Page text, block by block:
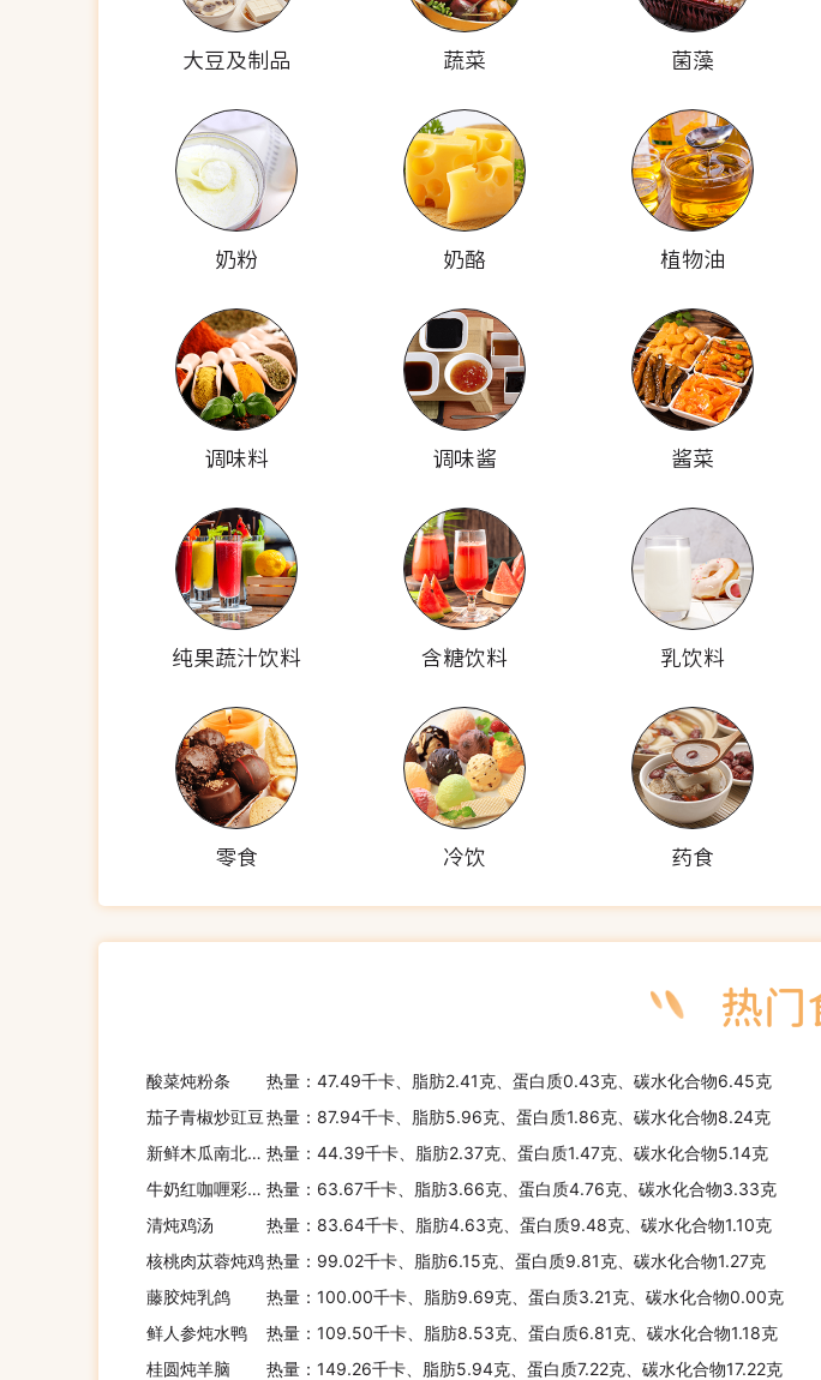
大豆及制品 蔬菜 菌藻
奶粉 奶酪 植物油
调味料 调味酱 酱菜
纯果蔬汁饮料 含糖饮料 乳饮料
零食 冷饮 药食
酸菜炖粉条 热量：47.49千卡、脂肪2.41克、蛋白质0.43克、碳水化合物6.45克
茄子青椒炒豇豆热量：87.94千卡、脂肪5.96克、蛋白质1.86克、碳水化合物8.24克
新鲜木瓜南北杏炖雪耳 热量：44.39千卡、脂肪2.37克、蛋白质1.47克、碳水化合物5.14克
牛奶红咖喱彩椒鸡 热量：63.67千卡、脂肪3.66克、蛋白质4.76克、碳水化合物3.33克
清炖鸡汤
热量：83.64千卡、脂肪4.63克、蛋白质9.48克、碳水化合物1.10克
核桃肉苁蓉炖鸡热量：99.02千卡、脂肪6.15克、蛋白质9.81克、碳水化合物1.27克
藤胶炖乳鸽
热量：100.00千卡、脂肪9.69克、蛋白质3.21克、碳水化合物0.00克
鲜人参炖水鸭
热量：109.50千卡、脂肪8.53克、蛋白质6.81克、碳水化合物1.18克
桂圆炖羊脑
热量：149.26千卡、脂肪5.94克、蛋白质7.22克、碳水化合物17.22克